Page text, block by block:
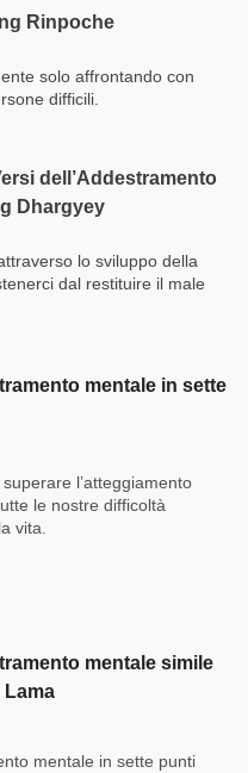
Rinpoche
solo affrontando con
difficili.
dell’Addestramento
Dhargyey
lo sviluppo della
dal restituire il male
mentale in sette
l’atteggiamento
le nostre difficoltà
vita.
mentale simile
Lama
mentale in sette punti